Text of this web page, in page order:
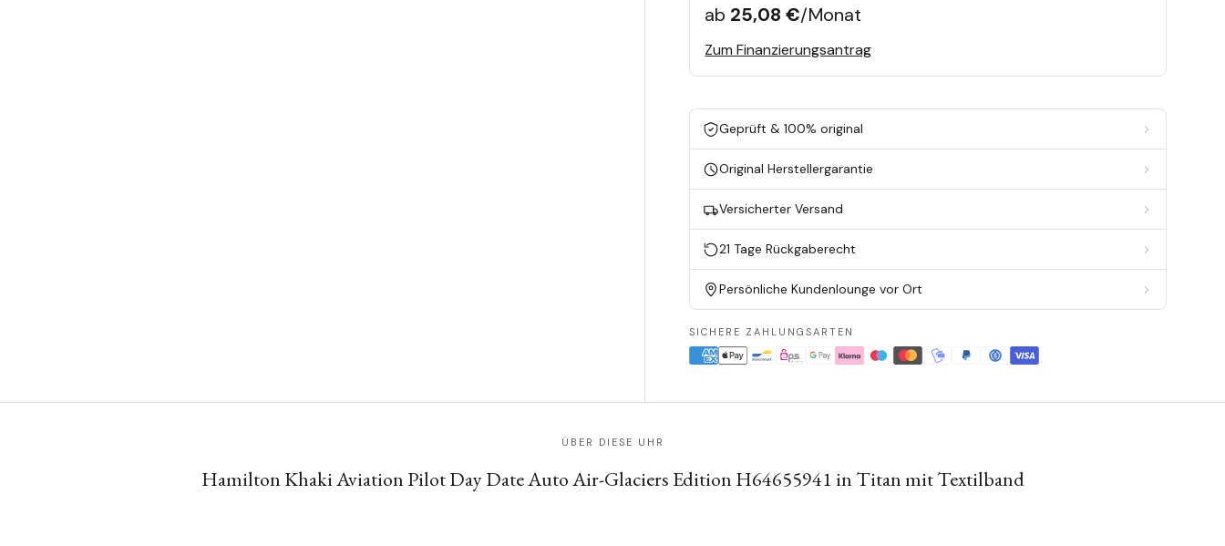
ab 25,08 €/Monat
Zum Finanzierungsantrag
Geprüft & 100% original
Original Herstellergarantie
Versicherter Versand
21 Tage Rückgaberecht
Persönliche Kundenlounge vor Ort
SICHERE ZAHLUNGSARTEN
ÜBER DIESE UHR
Hamilton Khaki Aviation Pilot Day Date Auto Air-Glaciers Edition H64655941 in Titan mit Textilband